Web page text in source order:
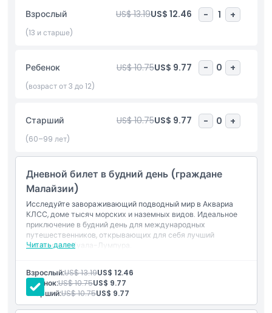
экспозиции и кормления. Идеально для семей, любителей
природы и любопытных путешественников, Аквариум KLCC
предлагает познавательный и развлекательный опыт в
Петронас. Погрузитесь в это незабываемое океанское
приключение и откройте одну из самых захватывающих
достопримечательностей Малайзии!
Основные моменты
Включено
Политика в отношении детей и взрослых
Исключения
Вещи, которые нужно знать
Взрослый US$ 13.19US$ 12.46 - 1 +
(13 и старше)
Ребенок US$ 10.75US$ 9.77 - 0 +
(возраст от 3 до 12)
Старший US$ 10.75US$ 9.77 - 0 +
(60–99 лет)
Дневной билет в будний день (граждане
Малайзии)
Исследуйте завораживающий подводный мир в Аквариа
КЛСС, доме тысяч морских и наземных видов. Идеальное
приключение в будний день для международных
путешественников, открывающих для себя лучший
океанариум Куала-Лумпура.
Читать далее
Билет на вход в Аквариа КЛСС
Доступ ко всем тематическим зонам и галереям
Посещение подводного туннеля
Действительно для граждан Малайзии (с понедельника
по пятницу, исключая государственные праздники)
Взрослый:US$ 13.19US$ 12.46
Ребенок:US$ 10.75US$ 9.77
Старший:US$ 10.75US$ 9.77